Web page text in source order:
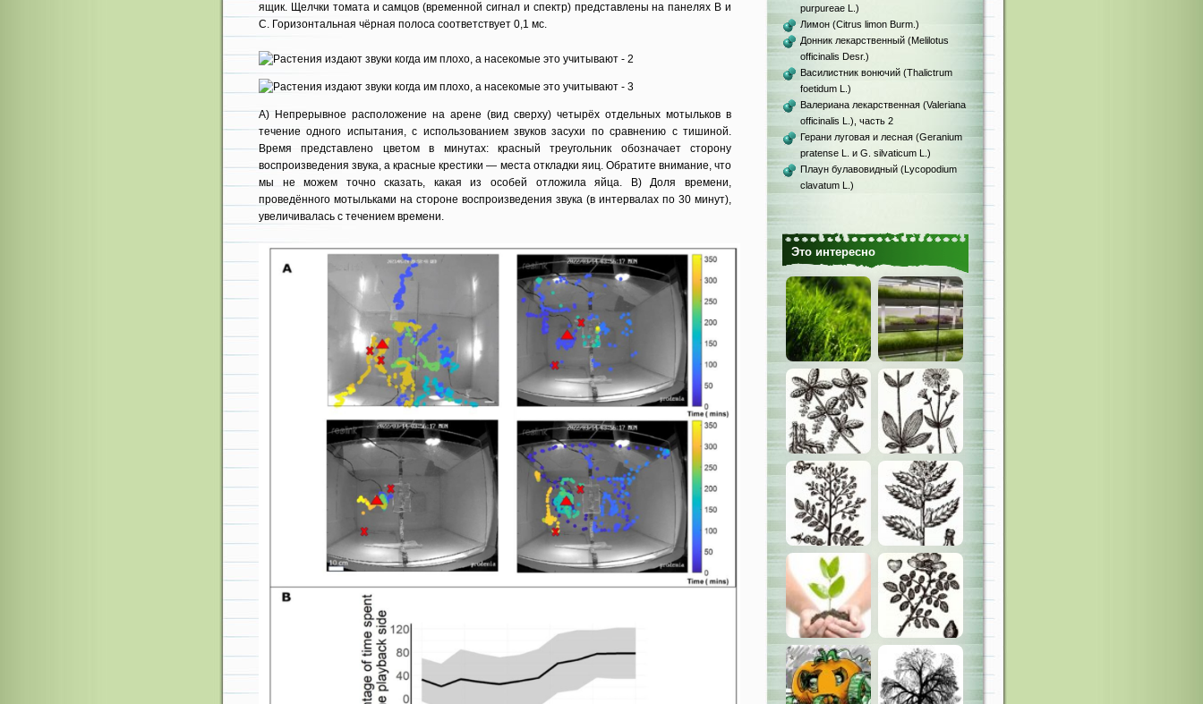
ящик. Щелчки томата и самцов (временной сигнал и спектр) представлены на панелях B и
C. Горизонтальная чёрная полоса соответствует 0,1 мс.
A) Непрерывное расположение на арене (вид сверху) четырёх отдельных мотыльков в
течение одного испытания, с использованием звуков засухи по сравнению с тишиной.
Время представлено цветом в минутах: красный треугольник обозначает сторону
воспроизведения звука, а красные крестики — места откладки яиц. Обратите внимание, что
мы не можем точно сказать, какая из особей отложила яйца. B) Доля времени,
проведённого мотыльками на стороне воспроизведения звука (в интервалах по 30 минут),
увеличивалась с течением времени.
purpureae L.)
Лимон (Citrus limon Burm.)
Донник лекарственный (Melilotus
officinalis Desr.)
Василистник вонючий (Thalictrum
foetidum L.)
Валериана лекарственная (Valeriana
officinalis L.), часть 2
Герани луговая и лесная (Geranium
pratense L. и G. silvaticum L.)
Плаун булавовидный (Lycopodium
clavatum L.)
Это интересно